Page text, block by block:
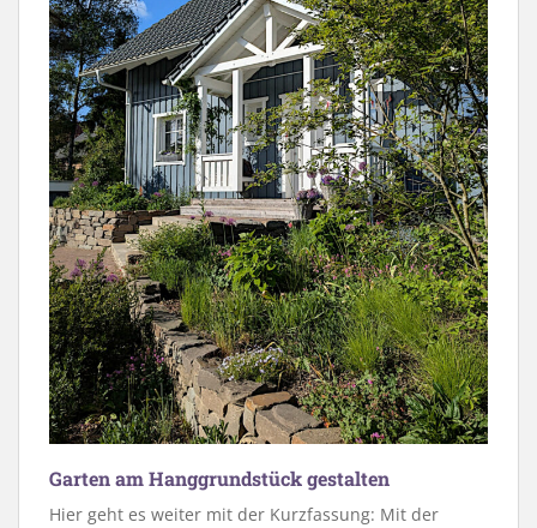
Garten am Hanggrundstück gestalten
Hier geht es weiter mit der Kurzfassung: Mit der